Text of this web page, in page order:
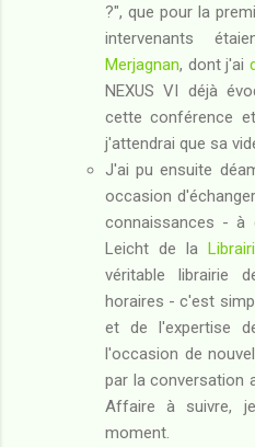
?", que pour la
intervenants
Merjagnan, dont j'ai
NEXUS VI déjà
cette conférence
j'attendrai que sa
J'ai pu ensuite
occasion
connaissances - à
Leicht de la
véritable librairie
horaires - c'est
et de l'expertise
l'occasion de
par la conversation
Affaire à suivre,
moment.